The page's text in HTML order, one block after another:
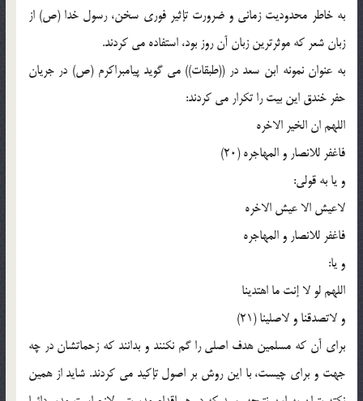
به خاطر محدودیت زمانى و ضرورت تإثیر فورى سخن، رسول خدا (ص) از
زبان شعر که موثرترین زبان آن روز بود، استفاده مى کردند.
به عنوان نمونه ابن سعد در ((طبقات)) مى گوید پیامبراکرم (ص) در جریان
حفر خندق این بیت را تکرار مى کردند:
اللهم ان الخیر الاخره
فاغفر للانصار و المهاجره (20)
و یا به قولى:
لاعیش الا عیش الاخره
فاغفر للانصار و المهاجره
و یا:
اللهم لو لا إنت ما اهتدینا
و لاتصدقنا و لاصلینا (21)
براى آن که مسلمین هدف اصلى را گم نکنند و بدانند که زحماتشان در چه
جهت و براى چیست، با این روش بر اصول تإکید مى کردند. شاید از همین